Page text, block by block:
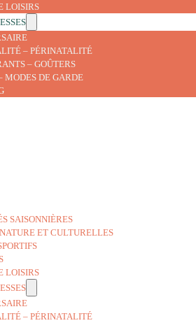
LOISIRS
– PÉRINATALITÉ
– GOÛTERS
MODES DE GARDE
SAISONNIÈRES
ET CULTURELLES
LOISIRS
– PÉRINATALITÉ